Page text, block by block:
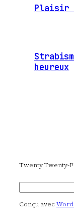
Plaisir
heureux
Twenty Twenty-
Conçu avec